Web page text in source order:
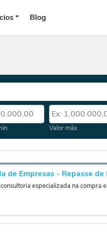
Blog
Valor máx.
Valor máx.
especializada na compra e